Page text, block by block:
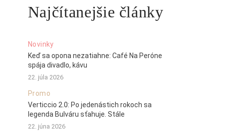
Najčítanejšie články
Novinky
Keď sa opona nezatiahne: Café Na Peróne
spája divadlo, kávu
22. júla 2026
Promo
Verticcio 2.0: Po jedenástich rokoch sa
legenda Bulváru sťahuje. Stále
22. júna 2026